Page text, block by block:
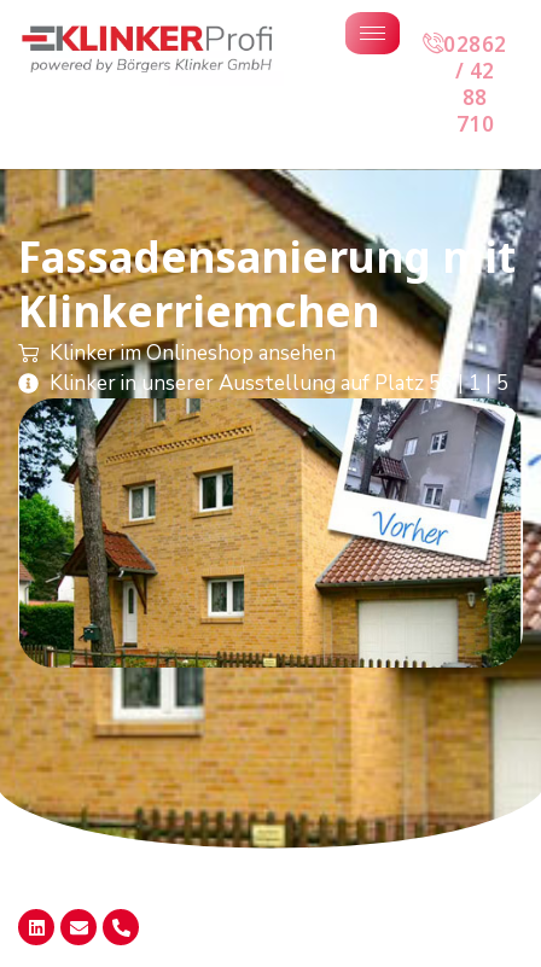
02862
/ 42
88
710
Fassadensanierung mit
Klinkerriemchen
Klinker im Onlineshop ansehen
Klinker in unserer Ausstellung auf Platz 56 | 1 | 5